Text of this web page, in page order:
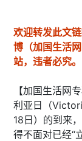
欢迎转发此文
博（加国生活
站，违者必究。
【加国生活网
利亚日（
18日）的到来
得不面对已经“